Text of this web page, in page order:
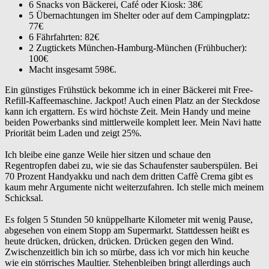
6 Snacks von Bäckerei, Café oder Kiosk: 38€
5 Übernachtungen im Shelter oder auf dem Campingplatz:
77€
6 Fährfahrten: 82€
2 Zugtickets München-Hamburg-München (Frühbucher):
100€
Macht insgesamt 598€.
Ein günstiges Frühstück bekomme ich in einer Bäckerei mit Free-
Refill-Kaffeemaschine. Jackpot! Auch einen Platz an der Steckdose
kann ich ergattern. Es wird höchste Zeit. Mein Handy und meine
beiden Powerbanks sind mittlerweile komplett leer. Mein Navi hatte
Priorität beim Laden und zeigt 25%.
Ich bleibe eine ganze Weile hier sitzen und schaue den
Regentropfen dabei zu, wie sie das Schaufenster sauberspülen. Bei
70 Prozent Handyakku und nach dem dritten Caffè Crema gibt es
kaum mehr Argumente nicht weiterzufahren. Ich stelle mich meinem
Schicksal.
Es folgen 5 Stunden 50 knüppelharte Kilometer mit wenig Pause,
abgesehen von einem Stopp am Supermarkt. Stattdessen heißt es
heute drücken, drücken, drücken. Drücken gegen den Wind.
Zwischenzeitlich bin ich so mürbe, dass ich vor mich hin keuche
wie ein störrisches Maultier. Stehenbleiben bringt allerdings auch